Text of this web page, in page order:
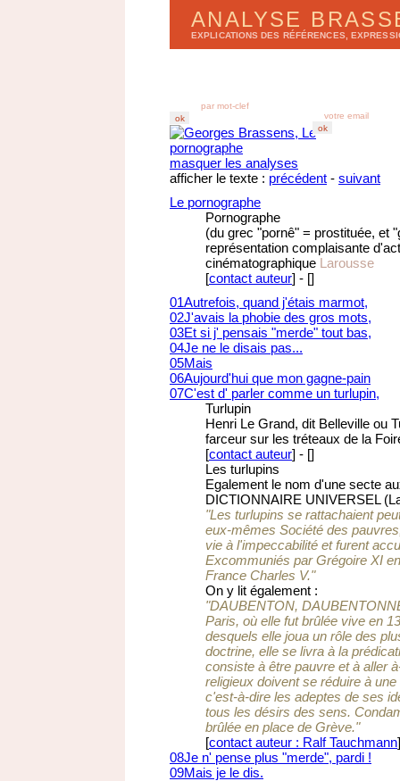
ANALYSE
EXPLICATIONS DES RÉFÉRENCES,
masquer les analyses
afficher le texte : précédent - suivant
Le pornographe
Pornographe
(du grec "pornê" = prostituée, et
représentation complaisante
cinématographique Larousse
[contact auteur] - []
01Autrefois, quand j'étais marmot,
02J'avais la phobie des gros mots,
03Et si j' pensais "merde" tout bas,
04Je ne le disais pas...
05Mais
06Aujourd'hui que mon gagne-pain
07C'est d' parler comme un turlupin,
Turlupin
Henri Le Grand, dit Belleville ou
farceur sur les tréteaux de la
[contact auteur] - []
Les turlupins
Egalement le nom d'une secte
DICTIONNAIRE UNIVERSEL
"Les turlupins se rattachaient
eux-mêmes Société des
vie à l'impeccabilité et furent
Excommuniés par Grégoire XI
France Charles V."
On y lit également :
"DAUBENTON,
Paris, où elle fut brûlée vive en
desquels elle joua un rôle des
doctrine, elle se livra à la
consiste à être pauvre et à aller
religieux doivent se réduire à
c'est-à-dire les adeptes de ses
tous les désirs des sens.
brûlée en place de Grève."
[contact auteur : Ralf Tauchmann]
08Je n' pense plus "merde", pardi !
09Mais je le dis.